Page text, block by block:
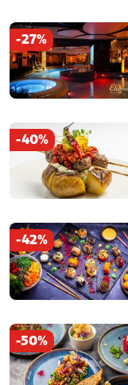
-27%
-40%
-42%
-50%